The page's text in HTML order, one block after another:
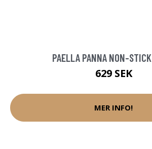
PAELLA PANNA NON-
629 SEK
MER INFO!